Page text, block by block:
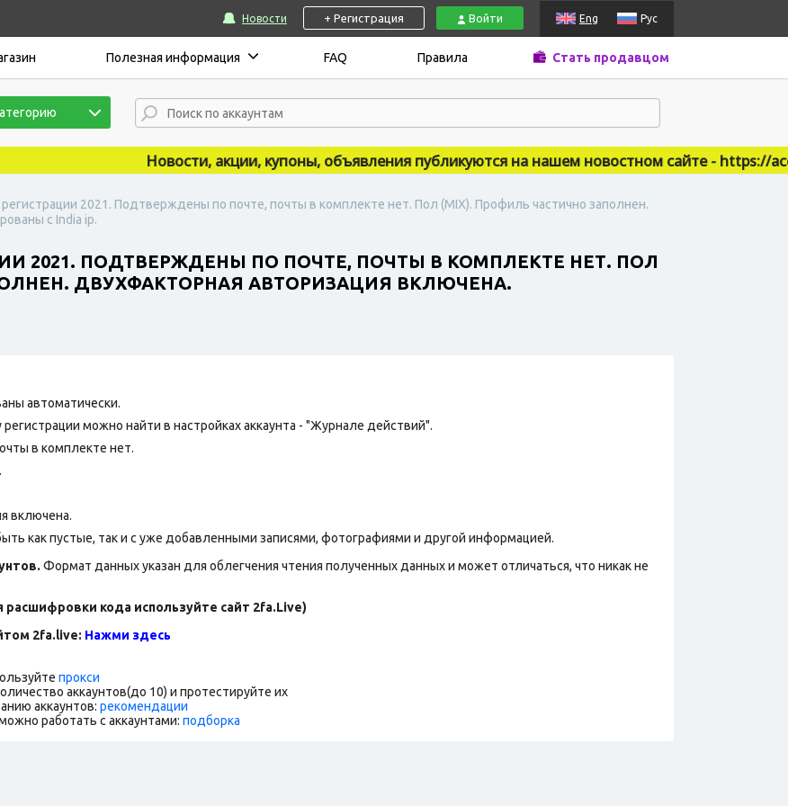
Новости + Регистрация Войти Eng Рус
Полезная информация FAQ Правила Стать продавцом
Новости, акции, купоны, объявления публикуются на нашем новостном сайте - https://
регистрации 2021. Подтверждены по почте, почты в комплекте нет. Пол (MIX). Профиль частично заполнен.
с India ip.
2021. ПОДТВЕРЖДЕНЫ ПО ПОЧТЕ, ПОЧТЫ В КОМПЛЕКТЕ НЕТ. ПОЛ
ДВУХФАКТОРНАЯ АВТОРИЗАЦИЯ ВКЛЮЧЕНА.
автоматически.
можно найти в настройках аккаунта - "Журнале действий".
в комплекте нет.
включена.
как пустые, так и с уже добавленными записями, фотографиями и другой информацией.
Формат данных указан для облегчения чтения полученных данных и может отличаться, что никак не
расшифровки кода используйте сайт 2fa.Live)
2fa.live: Нажми здесь
прокси
аккаунтов(до 10) и протестируйте их
аккаунтов: рекомендации
работать с аккаунтами: подборка